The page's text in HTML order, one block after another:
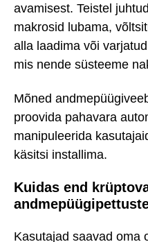
avamisest. Teistel
makrosid lubama,
alla laadima või
mis nende süsteeme
Mõned
proovida pahavara
manipuleerida
käsitsi installima.
Kuidas end
Kasutajad saavad oma